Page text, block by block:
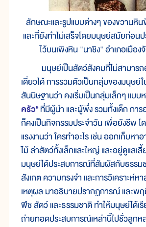
ลักษณะและรูปแบบต่างๆ ของขวานหิน
และที่ยังทำไม่เสร็จโดยมนุษย์สมัยก่อน
ไว้บนเพิงหิน "นาชิง" อำเภอเมือง
มนุษย์เป็นสัตว์สังคมที่ไม่สามารถ
เดี่ยวได้ การรวมตัวเป็นกลุ่มของมนุษย์
สันนิษฐานว่า คงเริ่มเป็นกลุ่มเล็กๆ แบบ
ครัว"ที่มีผู้นำ และผู้พึ่ง รวมทั้งเด็ก กา
ก็คงเป็นกิจกรรมประจำวัน เพื่อยังชีพ โ
แรงงานว่า ใครทำอะไร เช่น ออกเก็บห
ไม้ ล่าสัตว์ทั้งเล็กและใหญ่ และอยู่ดูแลเลี้
มนุษย์ได้ประสบการณ์ที่สัมผัสกับธรรม
สังเกต ความทรงจำ และการวิเคราะห์หา
เหตุผล มาอธิบายปรากฏการณ์ และพ
พืช สัตว์ และธรรมชาติ ทำให้มนุษย์ได้เ
ถ่ายทอดประสบการณ์เหล่านี้ไปชั่วลูกห